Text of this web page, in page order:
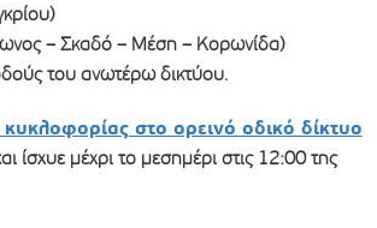
– Σκαδό – Μέση – Κορωνίδα)
του ανωτέρω δικτύου.
στο ορεινό οδικό δίκτυο
μέχρι το μεσημέρι στις 12:00 της